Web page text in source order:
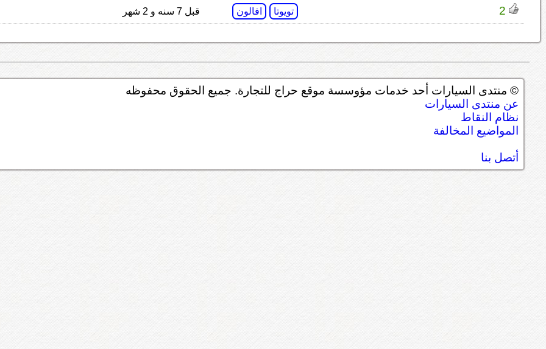
2 تويوتا افالون قبل 7 سنه و 2 شهر
© منتدى السيارات أحد خدمات مؤوسسة موقع حراج للتجارة. جميع الحقوق محفوظه
عن منتدى السيارات
نظام النقاط
المواضيع المخالفة
أتصل بنا